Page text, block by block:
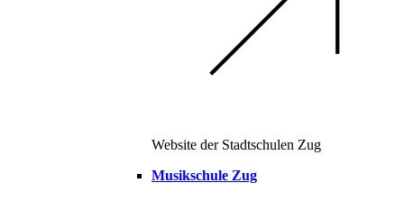
Website der Stadtschulen Zug
Musikschule Zug